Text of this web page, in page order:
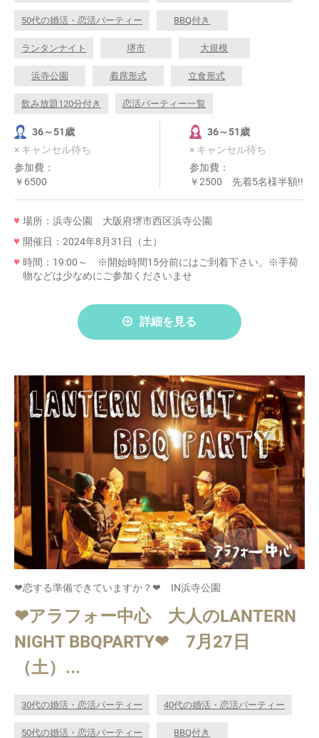
50代の婚活・恋活パーティー BBQ付き
ランタンナイト 堺市 大規模
浜寺公園 着席形式 立食形式
飲み放題120分付き 恋活パーティー一覧
36～51歳
× キャンセル待ち
参加費：
￥6500
36～51歳
× キャンセル待ち
参加費：
￥2500 先着5名様半額!!
場所：浜寺公園 大阪府堺市西区浜寺公園
開催日：2024年8月31日（土）
時間：19:00～ ※開始時間15分前にはご到着下さい。※手荷
物などは少なめにご参加くださいませ
詳細を見る
❤恋する準備できていますか？❤ IN浜寺公園
❤アラフォー中心 大人のLANTERN
NIGHT BBQPARTY❤ 7月27日
（土）...
30代の婚活・恋活パーティー 40代の婚活・恋活パーティー
50代の婚活・恋活パーティー BBQ付き